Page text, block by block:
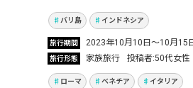
Vol.956
バリ島 インドネシア
旅行期間 2023年10月10日～10月15
旅行形態 家族旅行 投稿者 50代女性
Vol.880
以前から行ってみたかっ
と列車移動を楽しんだベ
のハネムーン
ローマ ベネチア イタリア